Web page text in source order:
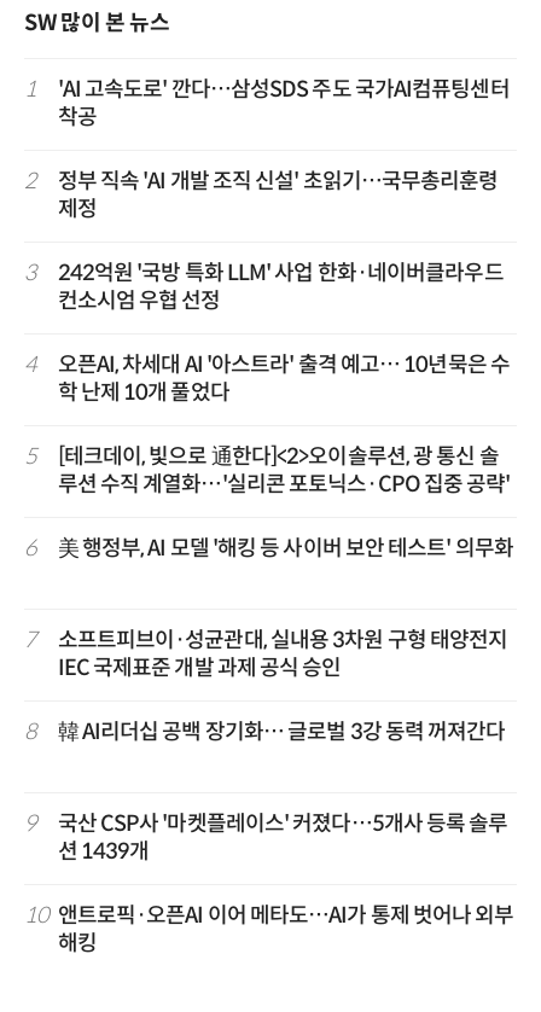
SW 많이 본 뉴스
1
'AI 고속도로' 깐다…삼성SDS 주도 국가AI컴퓨팅센터
착공
2
정부 직속 'AI 개발 조직 신설' 초읽기…국무총리훈령
제정
3
242억원 '국방 특화 LLM' 사업 한화·네이버클라우드
컨소시엄 우협 선정
4
오픈AI, 차세대 AI '아스트라' 출격 예고… 10년묵은 수
학 난제 10개 풀었다
5
[테크데이, 빛으로 通한다]<2>오이솔루션, 광 통신 솔
루션 수직 계열화…'실리콘 포토닉스·CPO 집중 공략'
6 美 행정부, AI 모델 '해킹 등 사이버 보안 테스트' 의무화
7
소프트피브이·성균관대, 실내용 3차원 구형 태양전지
IEC 국제표준 개발 과제 공식 승인
8 韓 AI리더십 공백 장기화… 글로벌 3강 동력 꺼져간다
9
국산 CSP사 '마켓플레이스' 커졌다…5개사 등록 솔루
션 1439개
10 앤트로픽·오픈AI 이어 메타도…AI가 통제 벗어나 외부
해킹